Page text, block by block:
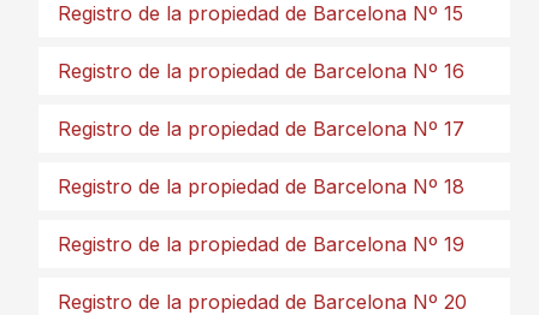
Registro de la propiedad de Barcelona Nº 15
Registro de la propiedad de Barcelona Nº 16
Registro de la propiedad de Barcelona Nº 17
Registro de la propiedad de Barcelona Nº 18
Registro de la propiedad de Barcelona Nº 19
Registro de la propiedad de Barcelona Nº 20